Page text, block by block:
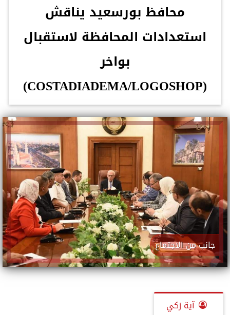
محافظ بورسعيد يناقش
استعدادات المحافظة لاستقبال
بواخر
(COSTADIADEMA/LOGOSHOP)
جانب من الاجتماع
آية زكي